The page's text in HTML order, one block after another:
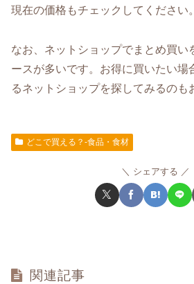
現在の価格もチェックしてください。
なお、ネットショップでまとめ買い
ースが多いです。お得に買いたい場
るネットショップを探してみるのも
どこで買える？-食品・食材
シェアする
関連記事